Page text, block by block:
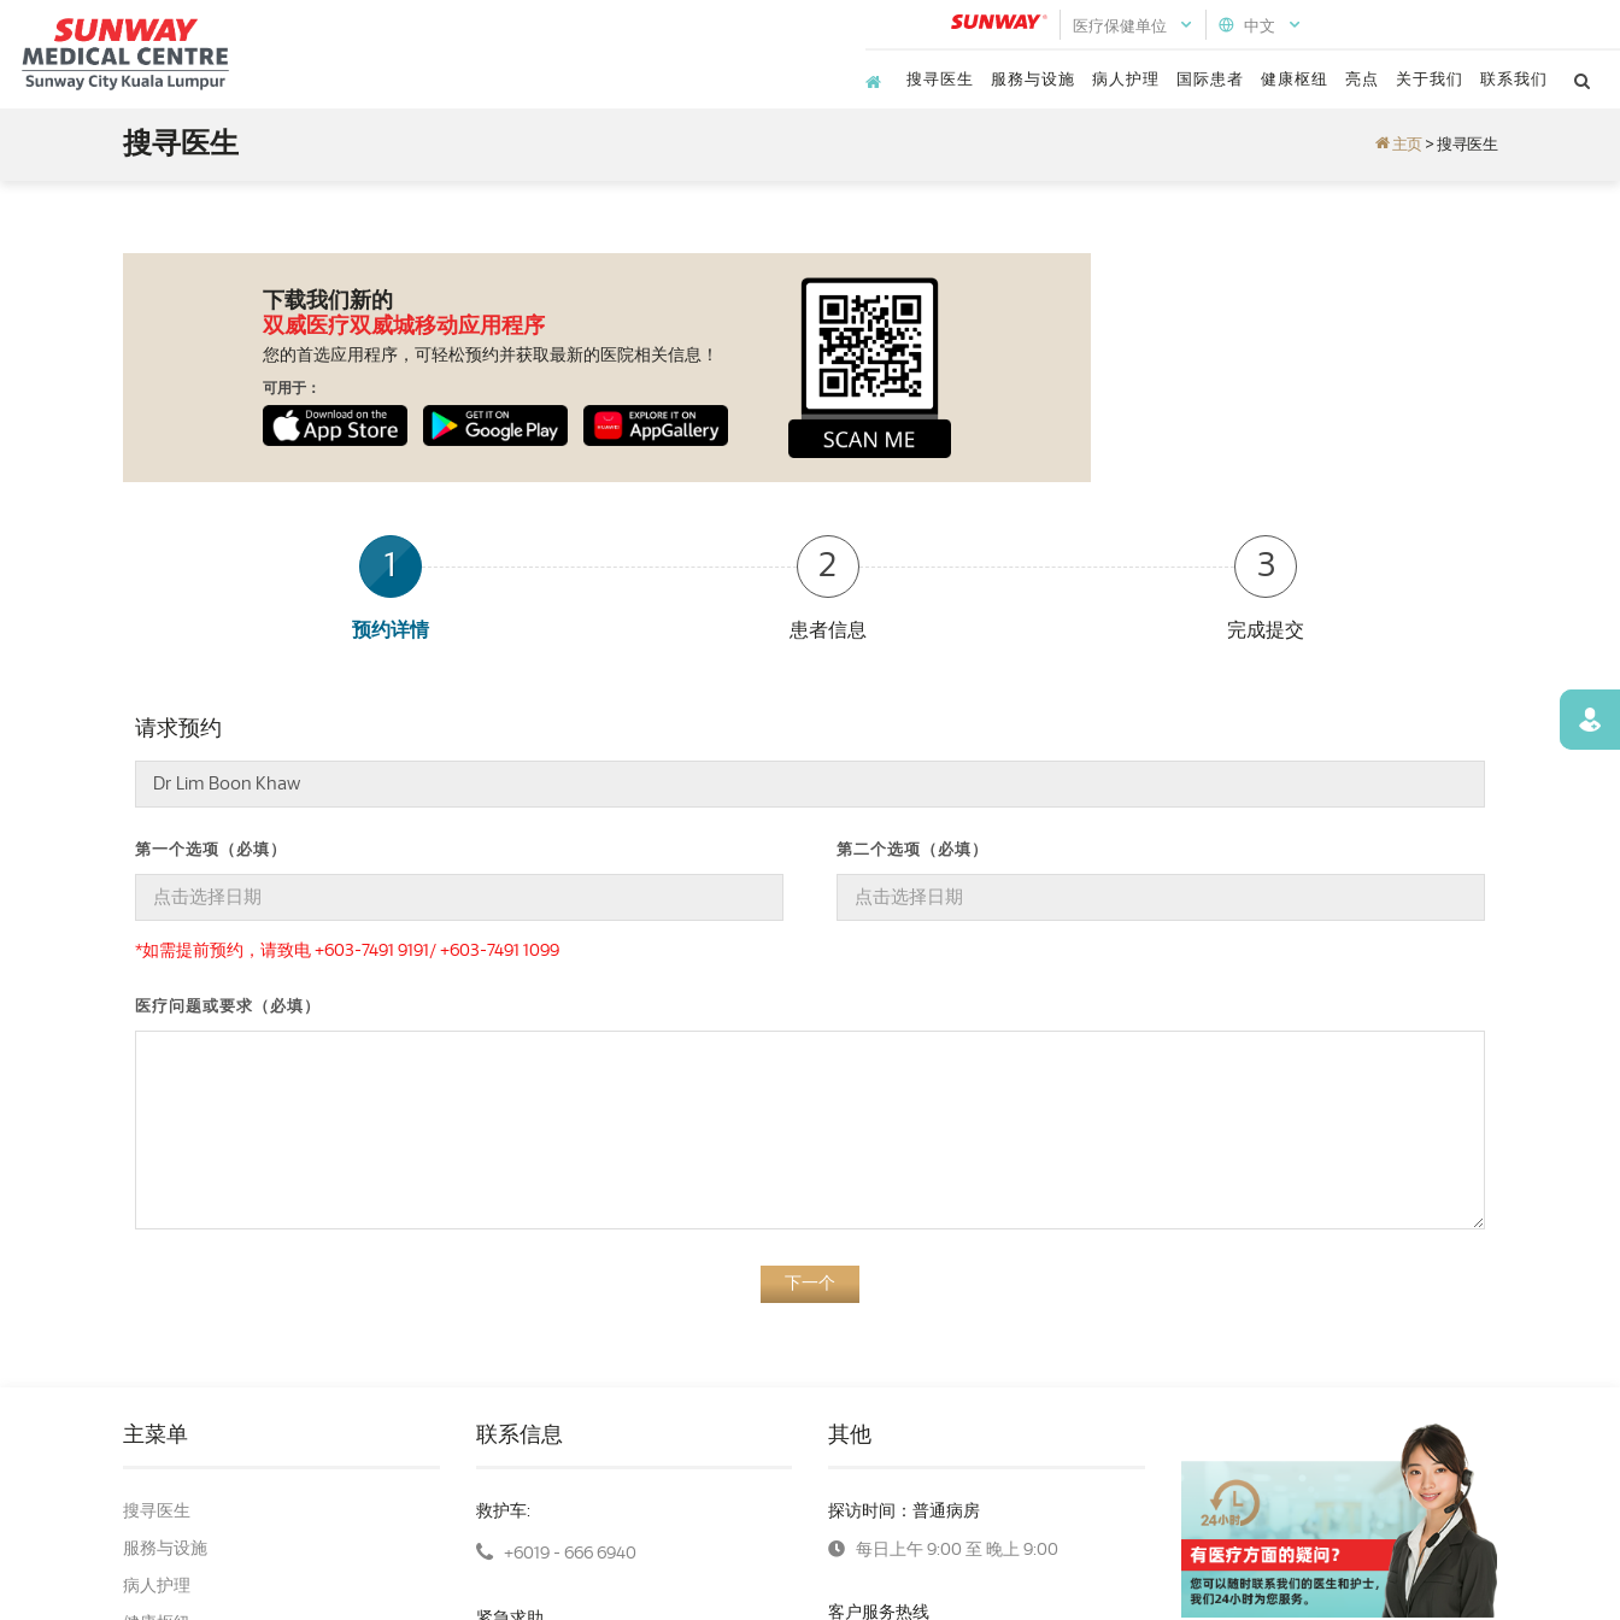
中文
医疗保健单位
搜寻医生 服務与设施 病人护理 国际患者 健康枢纽 亮点 关于我们 联系我们
搜寻医生 主页 >搜寻医生
下载我们新的
双威医疗双威城移动应用程序
您的首选应用程序，可轻松预约并获取最新的医院相关信息！
可用于：
1
预约详情
2
患者信息
3
完成提交
请求预约
第一个选项（必填） 第二个选项（必填）
*如需提前预约，请致电 +603-7491 9191/ +603-7491 1099
医疗问题或要求（必填）
下一个
主菜单
搜寻医生
服務与设施
病人护理
联系信息
救护车:
+6019 - 666 6940
其他
探访时间：普通病房
每日上午 9:00 至 晚上 9:00
客户服务热线
寻